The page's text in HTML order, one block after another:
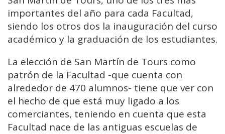
importantes del año para cada Facultad,
siendo los otros dos la inauguración del curso
académico y la graduación de los estudiantes.
La elección de San Martín de Tours como
patrón de la Facultad -que cuenta con
alrededor de 470 alumnos- tiene que ver con
el hecho de que está muy ligado a los
comerciantes, teniendo en cuenta que esta
Facultad nace de las antiguas escuelas de